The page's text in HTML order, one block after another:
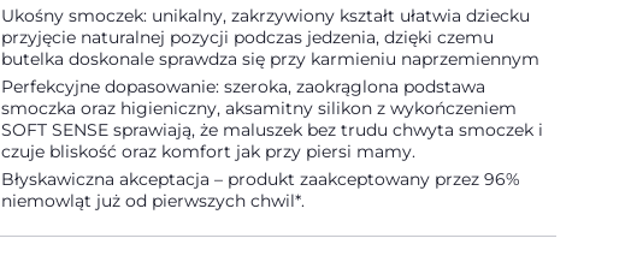
Ukośny smoczek: unikalny, zakrzywiony kształt ułatwia dziecku
przyjęcie naturalnej pozycji podczas jedzenia, dzięki czemu
butelka doskonale sprawdza się przy karmieniu naprzemiennym
Perfekcyjne dopasowanie: szeroka, zaokrąglona podstawa
smoczka oraz higieniczny, aksamitny silikon z wykończeniem
SOFT SENSE sprawiają, że maluszek bez trudu chwyta smoczek i
czuje bliskość oraz komfort jak przy piersi mamy.
Błyskawiczna akceptacja – produkt zaakceptowany przez 96%
niemowląt już od pierwszych chwil*.